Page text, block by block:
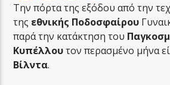
LA FAMIGLIA ΝΗΣΙΩΤΙΚΑ
Την πόρτα της εξόδου από την
της εθνικής Ποδοσφαίρου
παρά την κατάκτηση του
Κυπέλλουτον περασμένο μήνα
Βίλντα.